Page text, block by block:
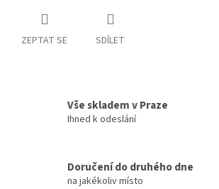
ZEPTAT SE SDÍLET
Vše skladem v Praze
Ihned k odeslání
Doručení do druhého dne
na jakékoliv místo